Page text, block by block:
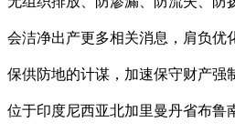
会洁净出产更多相关消息，肩负优
保供防地的计谋，加速保守财产强
位于印度尼西亚北加里曼丹省布鲁